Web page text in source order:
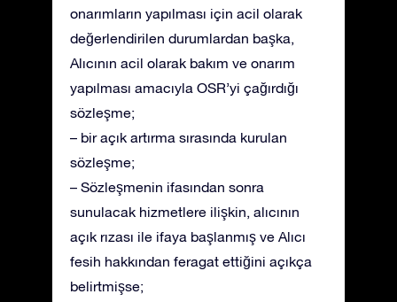
onarımların yapılması için acil olarak
değerlendirilen durumlardan başka,
Alıcının acil olarak bakım ve onarım
yapılması amacıyla OSR’yi çağırdığı
sözleşme;
– bir açık artırma sırasında kurulan
sözleşme;
– Sözleşmenin ifasından sonra
sunulacak hizmetlere ilişkin, alıcının
açık rızası ile ifaya başlanmış ve Alıcı
fesih hakkından feragat ettiğini açıkça
belirtmişse;